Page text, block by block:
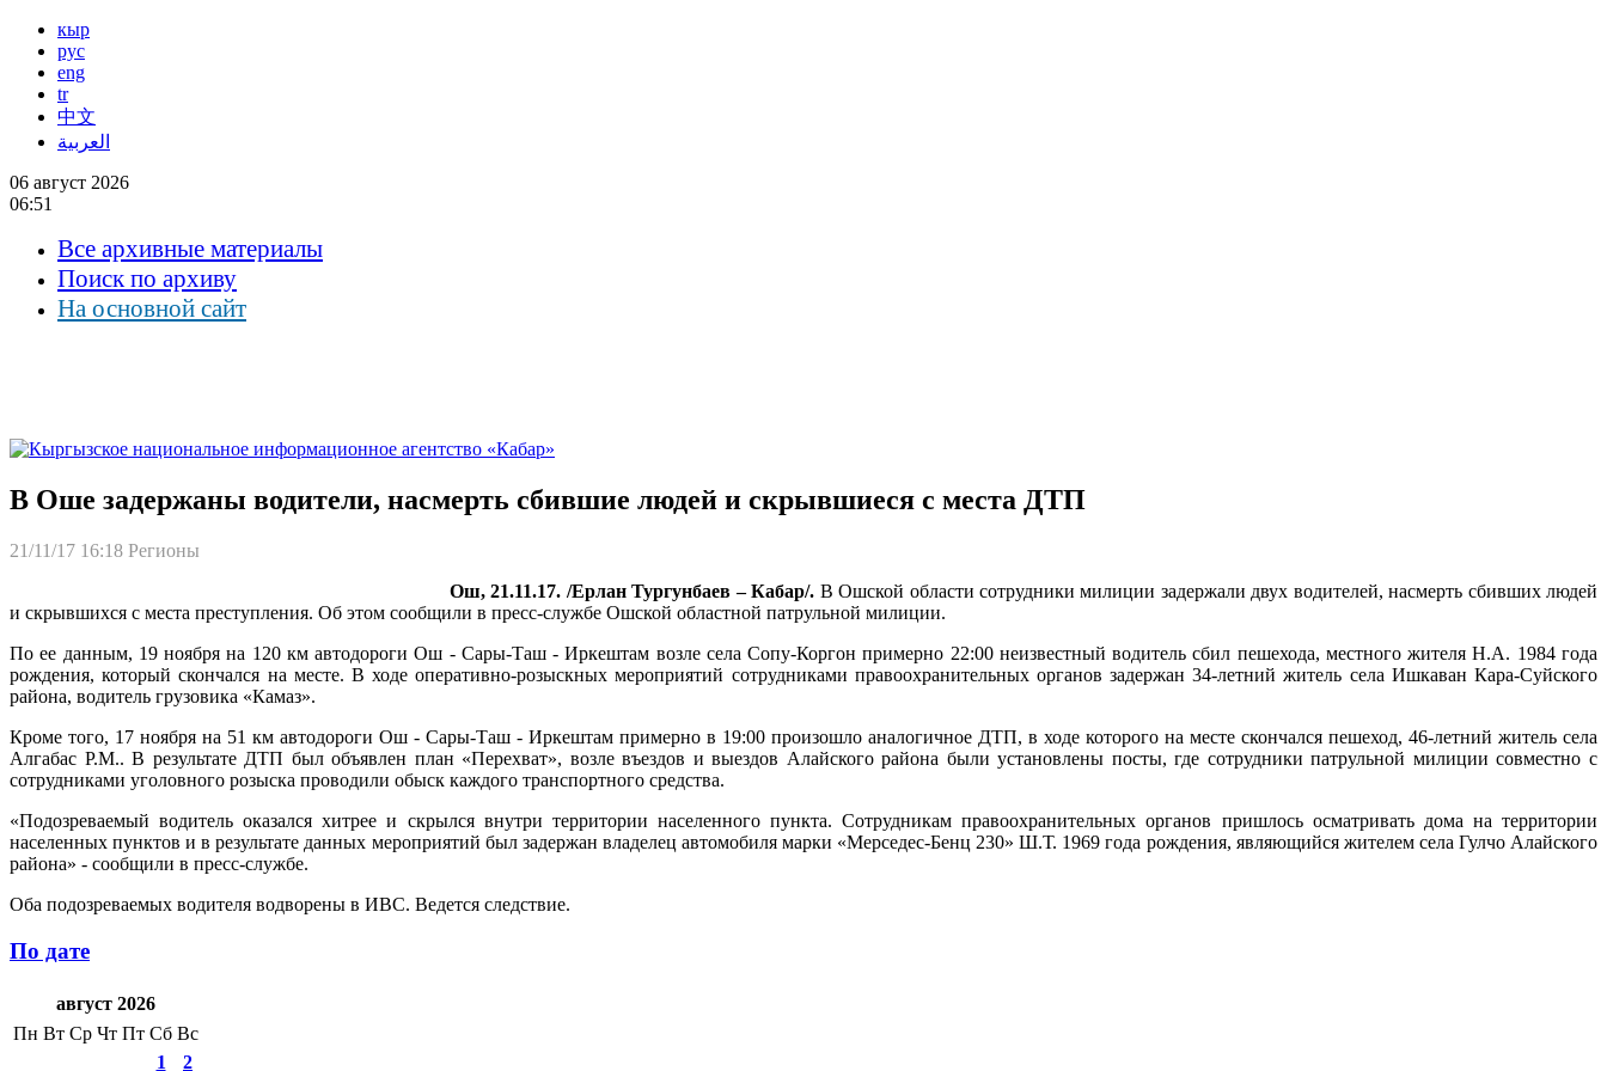
кыр
рус
eng
tr
中文
العربية
06 август 2026
06:51
Все архивные материалы
Поиск по архиву
На основной сайт
В Оше задержаны водители, насмерть сбившие людей и скрывшиеся с места ДТП
21/11/17 16:18 Регионы
Ош, 21.11.17. /Ерлан Тургунбаев – Кабар/. В Ошской области сотрудники милиции задержали двух водителей, насмерть сбивших людей
и скрывшихся с места преступления. Об этом сообщили в пресс-службе Ошской областной патрульной милиции.
По ее данным, 19 ноября на 120 км автодороги Ош - Сары-Таш - Иркештам возле села Сопу-Коргон примерно 22:00 неизвестный водитель сбил пешехода, местного жителя Н.А. 1984 года
рождения, который скончался на месте. В ходе оперативно-розыскных мероприятий сотрудниками правоохранительных органов задержан 34-летний житель села Ишкаван Кара-Суйского
района, водитель грузовика «Камаз».
Кроме того, 17 ноября на 51 км автодороги Ош - Сары-Таш - Иркештам примерно в 19:00 произошло аналогичное ДТП, в ходе которого на месте скончался пешеход, 46-летний житель села
Алгабас Р.М.. В результате ДТП был объявлен план «Перехват», возле въездов и выездов Алайского района были установлены посты, где сотрудники патрульной милиции совместно с
сотрудниками уголовного розыска проводили обыск каждого транспортного средства.
«Подозреваемый водитель оказался хитрее и скрылся внутри территории населенного пункта. Сотрудникам правоохранительных органов пришлось осматривать дома на территории
населенных пунктов и в результате данных мероприятий был задержан владелец автомобиля марки «Мерседес-Бенц 230» Ш.Т. 1969 года рождения, являющийся жителем села Гулчо Алайского
района» - сообщили в пресс-службе.
Оба подозреваемых водителя водворены в ИВС. Ведется следствие.
По дате
август 2026
Пн Вт Ср Чт Пт Сб Вс
1
2